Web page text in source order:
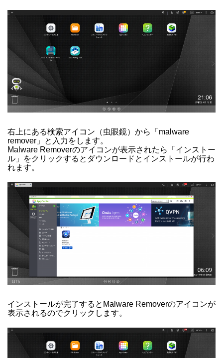
右上にある検索アイコン（虫眼鏡）から「malware
remover」と入力をします。
Malware Removerのアイコンが表示されたら「インストー
ル」をクリックするとダウンロードとインストールが行わ
れます。
インストールが完了するとMalware Removerのアイコンが
表示されるのでクリックします。